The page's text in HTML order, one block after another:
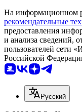
На информационном
рекомендательные
предоставления
и анализа сведений,
пользователей сети
Российской
Русский